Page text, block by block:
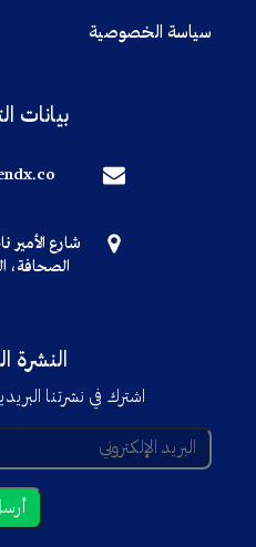
سياسة الخصوصية
بيانات
شارع
الصحافة،
النشرة
اشترك في نشرتنا